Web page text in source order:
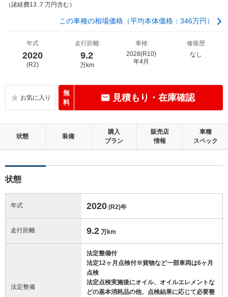
（諸経費13 .7 万円含む）
この車種の相場価格（平均本体価格：346万円）
年式
2020
(R2)
走行距離
9.2
万km
車検
2028(R10)
年4月
修復歴
なし
無
料
見積もり・在庫確認
状態 装備
購入
プラン
販売店
情報
車種
スペック
状態
年式 2020 (R2)年
走行距離 9.2 万km
法定整備
法定整備付
法定12ヶ月点検付※貨物など一部車両は6ヶ月
点検
法定点検実施後にオイル、オイルエレメントな
どの基本消耗品の他、点検結果に応じて必要整